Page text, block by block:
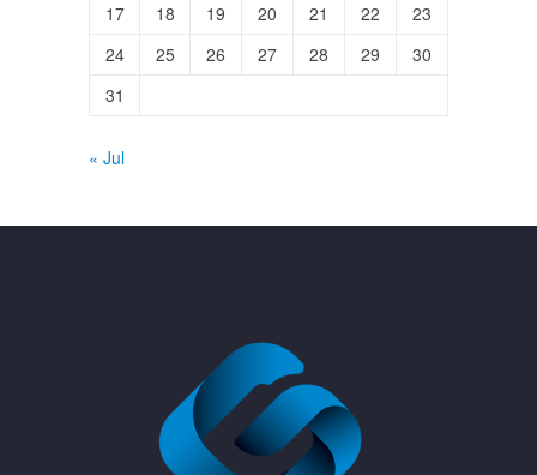
17
18 19 20 21 22
23
24
25 26 27 28 29
30
31
« Jul